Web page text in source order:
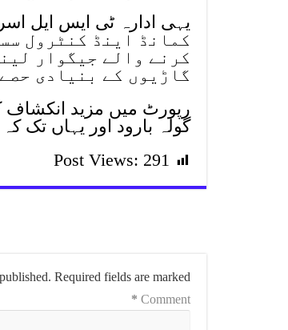
کمانڈ اینڈ کنٹرول
کرنے والے جیگوار
گاڑیوں کے بنیادی
رپورٹ میں مزید انکشاف
گولہ بارود اور یہاں تک
Post Views: 291
Required fields are marked
Comment
*